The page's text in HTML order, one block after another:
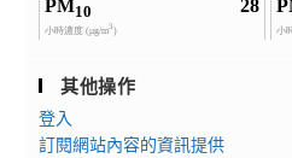
其他操作
登入
訂閱網站內容的資訊提供